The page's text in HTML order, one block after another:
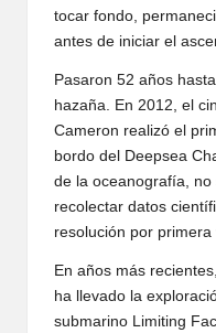
tocar fondo,
antes de iniciar el
Pasaron 52 años
hazaña. En 2012, el
Cameron realizó el
bordo del Deepsea
de la oceanografía,
recolectar datos
resolución por primera
En años más
ha llevado la
submarino Limiting